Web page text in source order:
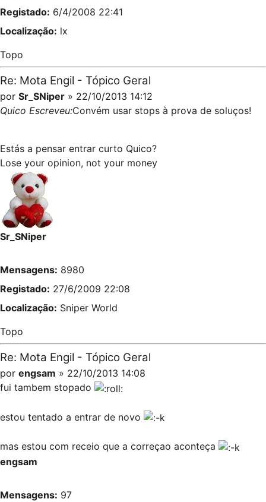
Registado: 6/4/2008 22:41
Localização: lx
Topo
Re: Mota Engil - Tópico Geral
por Sr_SNiper » 22/10/2013 14:12
Quico Escreveu:Convém usar stops à prova de soluços!
Estás a pensar entrar curto Quico?
Lose your opinion, not your money
Sr_SNiper
Mensagens: 8980
Registado: 27/6/2009 22:08
Localização: Sniper World
Topo
Re: Mota Engil - Tópico Geral
por engsam » 22/10/2013 14:08
fui tambem stopado
estou tentado a entrar de novo
mas estou com receio que a correçao aconteça
engsam
Mensagens: 97